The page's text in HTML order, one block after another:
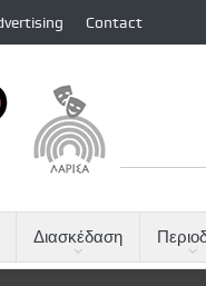
Contact
Διασκέδαση